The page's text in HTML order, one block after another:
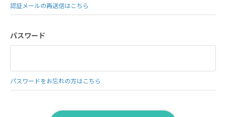
認証メールの再送信はこちら
パスワード
パスワードをお忘れの方はこちら